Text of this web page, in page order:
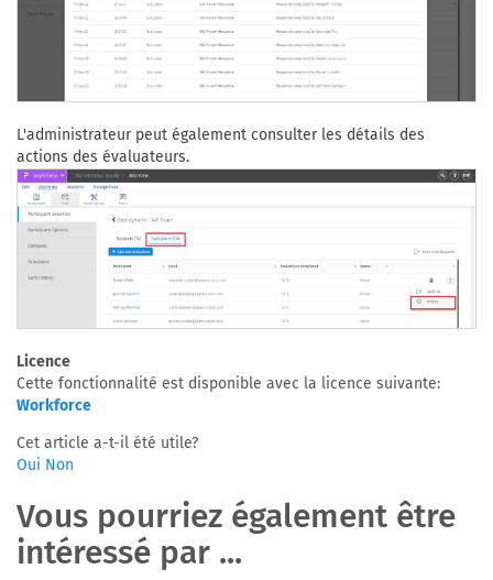
L'administrateur peut également consulter les détails des
actions des évaluateurs.
Licence
Cette fonctionnalité est disponible avec la licence suivante:
Workforce
Cet article a-t-il été utile?
Oui Non
Vous pourriez également être
intéressé par ...